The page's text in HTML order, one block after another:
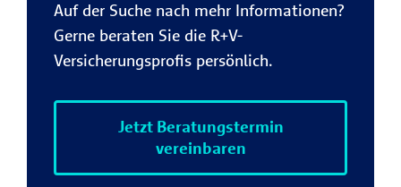
Auf der Suche nach mehr Informationen?
Gerne beraten Sie die R+V-
Versicherungsprofis persönlich.
Jetzt Beratungstermin
vereinbaren